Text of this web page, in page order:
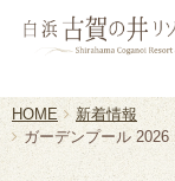
HOME
新着情報
ガーデンプール